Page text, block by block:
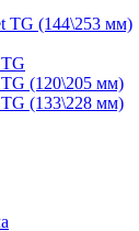
TG (144\253 мм)
(120\205 мм)
(133\228 мм)